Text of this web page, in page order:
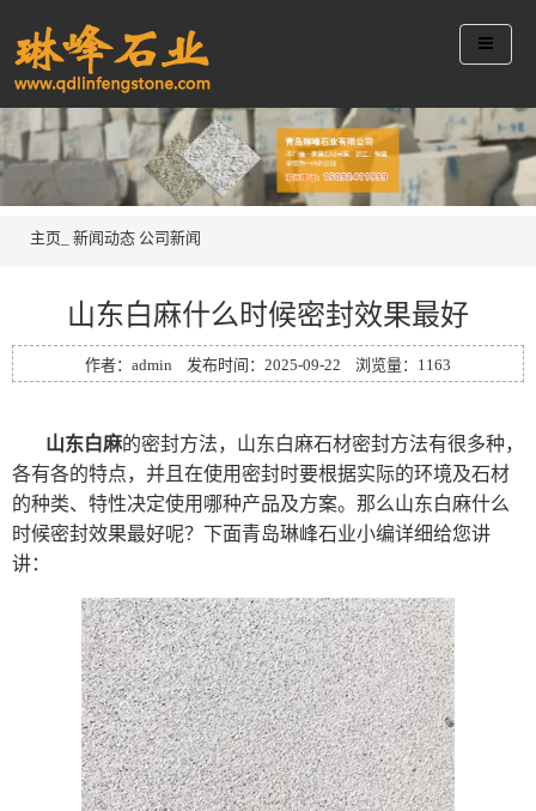
主页_ 新闻动态 公司新闻
山东白麻什么时候密封效果最好
作者：admin 发布时间：2025-09-22 浏览量： 1163
山东白麻的密封方法，山东白麻石材密封方法有很多种，
各有各的特点，并且在使用密封时要根据实际的环境及石材
的种类、特性决定使用哪种产品及方案。那么山东白麻什么
时候密封效果最好呢？下面青岛琳峰石业小编详细给您讲
讲：